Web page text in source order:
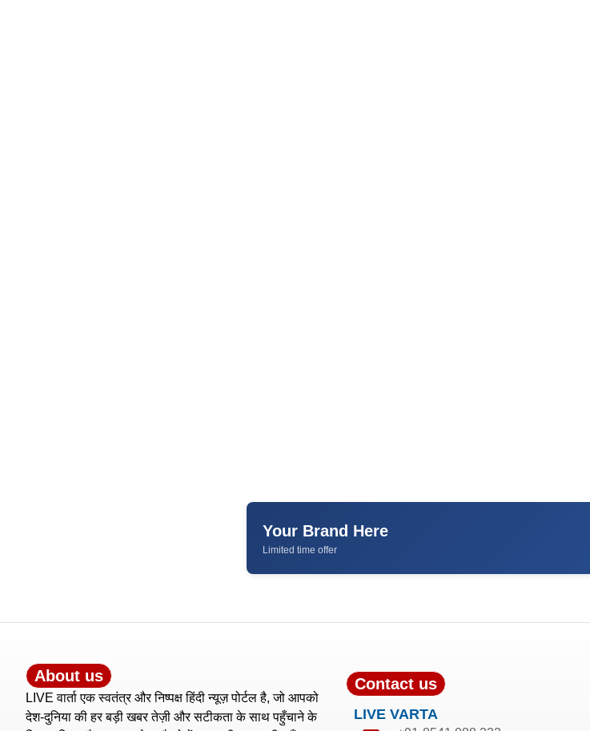
Your Brand Here
Limited time offer
About us
LIVE वार्ता एक स्वतंत्र और निष्पक्ष हिंदी न्यूज़ पोर्टल है, जो आपको
देश-दुनिया की हर बड़ी खबर तेज़ी और सटीकता के साथ पहुँचाने के
Contact us
LIVE VARTA